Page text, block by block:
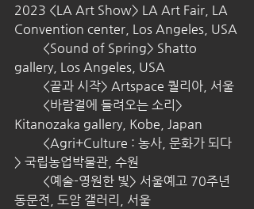
2023 <LA Art Show> LA Art Fair, LA
Convention center, Los Angeles, USA
<Sound of Spring> Shatto
gallery, Los Angeles, USA
<끝과 시작> Artspace 퀄리아, 서울
<바람결에 들려오는 소리>
Kitanozaka gallery, Kobe, Japan
<Agri+Culture : 농사, 문화가 되다
> 국립농업박물관, 수원
<예술-영원한 빛> 서울예고 70주년
동문전, 도암 갤러리, 서울